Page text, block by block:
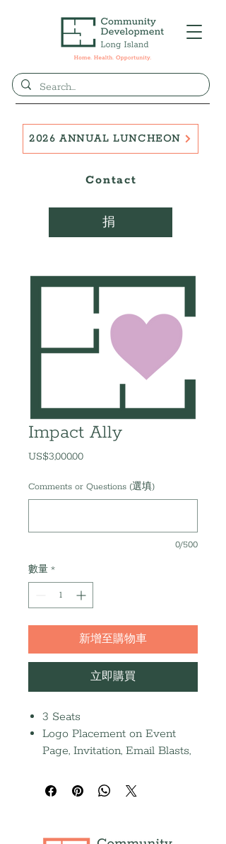
捐
Contact
2026 ANNUAL LUNCHEON
Impact Ally
US$3,000.00價
Comments or Questions (選填)
0/500
數量 *
新增至購物車
立即購買
3 Seats
Logo Placement on Event
Page, Invitation, Email Blasts,
Screen
Recognition in the 2026